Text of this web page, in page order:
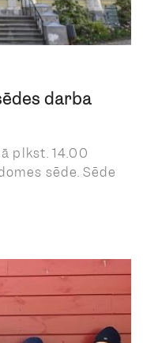
darba
plkst. 14.00
sēde. Sēde